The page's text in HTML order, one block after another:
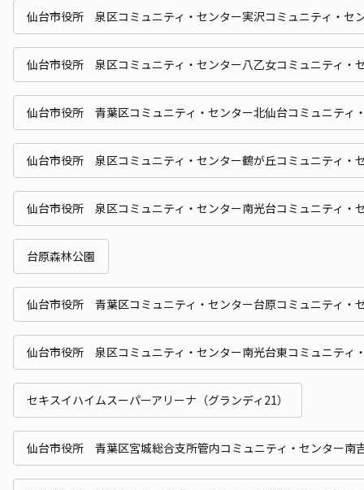
仙台市役所 泉区コミュニティ・センター実沢コミュニティ・セ
仙台市役所 泉区コミュニティ・センター八乙女コミュニティ・
仙台市役所 青葉区コミュニティ・センター北仙台コミュニティ
仙台市役所 泉区コミュニティ・センター鶴が丘コミュニティ・
仙台市役所 泉区コミュニティ・センター南光台コミュニティ・
台原森林公園
仙台市役所 青葉区コミュニティ・センター台原コミュニティ・
仙台市役所 泉区コミュニティ・センター南光台東コミュニティ
セキスイハイムスーパーアリーナ（グランディ21）
仙台市役所 青葉区宮城総合支所管内コミュニティ・センター南